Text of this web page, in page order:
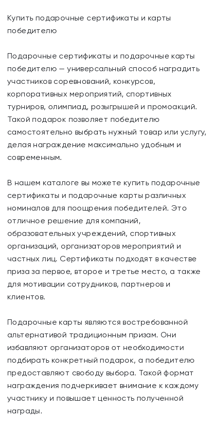
Купить подарочные сертификаты и карты
победителю
Подарочные сертификаты и подарочные карты
победителю — универсальный способ наградить
участников соревнований, конкурсов,
корпоративных мероприятий, спортивных
турниров, олимпиад, розыгрышей и промоакций.
Такой подарок позволяет победителю
самостоятельно выбрать нужный товар или услугу,
делая награждение максимально удобным и
современным.
В нашем каталоге вы можете купить подарочные
сертификаты и подарочные карты различных
номиналов для поощрения победителей. Это
отличное решение для компаний,
образовательных учреждений, спортивных
организаций, организаторов мероприятий и
частных лиц. Сертификаты подходят в качестве
приза за первое, второе и третье место, а также
для мотивации сотрудников, партнеров и
клиентов.
Подарочные карты являются востребованной
альтернативой традиционным призам. Они
избавляют организаторов от необходимости
подбирать конкретный подарок, а победителю
предоставляют свободу выбора. Такой формат
награждения подчеркивает внимание к каждому
участнику и повышает ценность полученной
награды.